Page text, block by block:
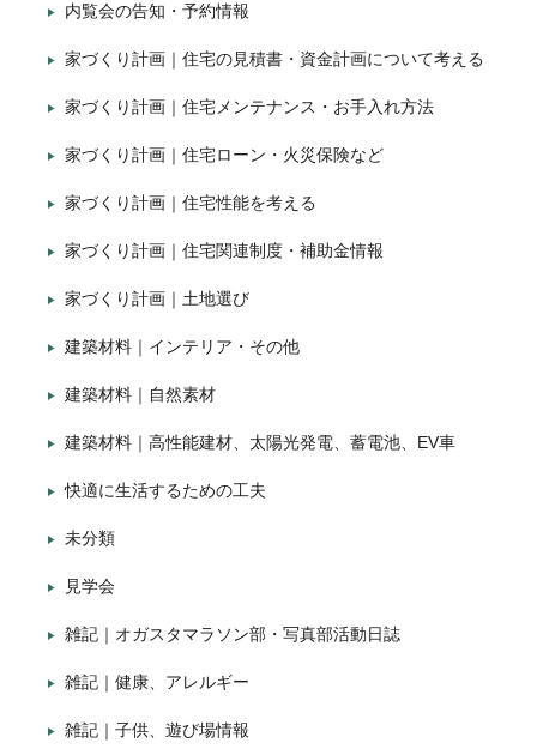
内覧会の告知・予約情報
家づくり計画｜住宅の見積書・資金計画について考える
家づくり計画｜住宅メンテナンス・お手入れ方法
家づくり計画｜住宅ローン・火災保険など
家づくり計画｜住宅性能を考える
家づくり計画｜住宅関連制度・補助金情報
家づくり計画｜土地選び
建築材料｜インテリア・その他
建築材料｜自然素材
建築材料｜高性能建材、太陽光発電、蓄電池、EV車
快適に生活するための工夫
未分類
見学会
雑記｜オガスタマラソン部・写真部活動日誌
雑記｜健康、アレルギー
雑記｜子供、遊び場情報